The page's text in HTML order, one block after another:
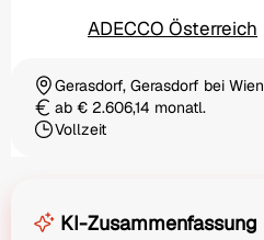
ADECCO Österreich
Ortschaft
Gerasdorf, Gerasdorf bei Wien
Gehaltab € 2.606,14 monatl.
Beschäftigungsart
Vollzeit
KI-Zusammenfassung